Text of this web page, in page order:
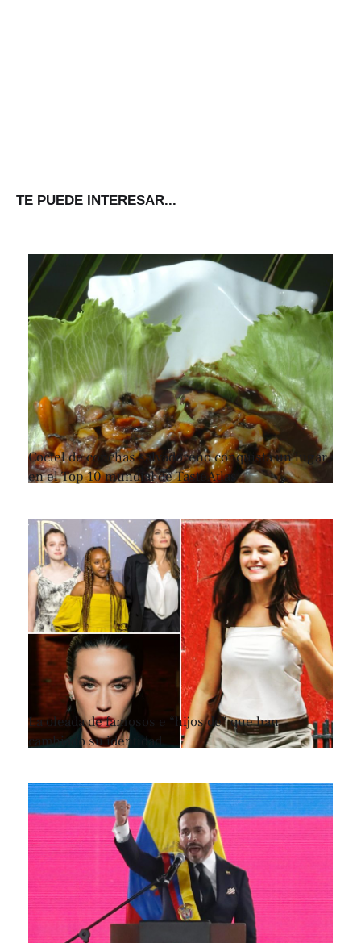
TE PUEDE INTERESAR...
Coctel de conchas salvadoreño conquista un lugar
en el Top 10 mundial de TasteAtlas
La oleada de famosos e “hijos de” que han
cambiado su identidad